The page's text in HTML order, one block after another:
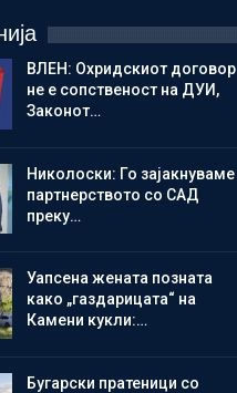
ВЛЕН: Охридскиот договор
не е сопственост на ДУИ,
Законот…
Николоски: Го зајакнуваме
партнерството со САД
преку…
Уапсена жената позната
како „газдарицата“ на
Камени кукли:…
Бугарски пратеници со